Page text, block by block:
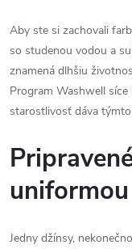
Aby ste si zachovali
so studenou vodou a
znamená dlhšiu
Program Washwell
starostlivosť dáva
uniformou
Jedny džínsy,